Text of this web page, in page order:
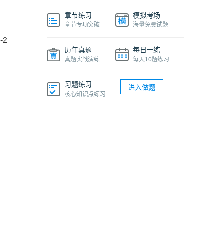
2
章节练习
章节专项突破
模拟考场
海量免费试题
历年真题
真题实战演练
每日一练
每天10题练习
习题练习
核心知识点练习
进入做题